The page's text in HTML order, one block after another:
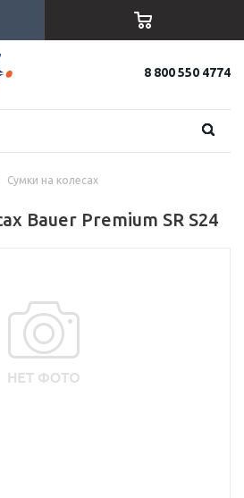
8 800 550 4774
Сумки на колесах
Bauer Premium SR S24